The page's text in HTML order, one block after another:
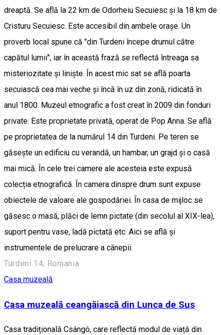
dreaptă. Se află la 22 km de Odorheiu Secuiesc și la 18 km de
Cristuru Secuiesc. Este accesibil din ambele orașe. Un
proverb local spune că "din Turdeni începe drumul către
capătul lumii", iar în această frază se reflectă întreaga sa
misteriozitate și liniște. În acest mic sat se află poarta
secuiască cea mai veche și încă în uz din zonă, ridicată în
anul 1800. Muzeul etnografic a fost creat în 2009 din fonduri
private. Este proprietate privată, operat de Pop Anna. Se află
pe proprietatea de la numărul 14 din Turdeni. Pe teren se
găsește un edificiu cu verandă, un hambar, un grajd și o casă
mai mică. În cele trei camere ale acesteia este expusă
colecția etnografică. În camera dinspre drum sunt expuse
obiectele de valoare ale gospodăriei. În casa de mijloc se
găsesc o masă, plăci de lemn pictate (din secolul al XIX-lea),
suport pentru vase, ladă pictată etc. Aici se află și
instrumentele de prelucrare a cânepii.
Turdeni 14, Romania
Casa muzeală
Casa muzeală ceangăiască din Lunca de Sus
Casa tradițională Csángó, care reflectă modul de viață din